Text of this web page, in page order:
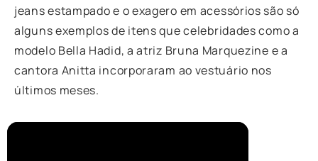
jeans estampado e o exagero em acessórios são só
alguns exemplos de itens que celebridades como a
modelo Bella Hadid, a atriz Bruna Marquezine e a
cantora Anitta incorporaram ao vestuário nos
últimos meses.